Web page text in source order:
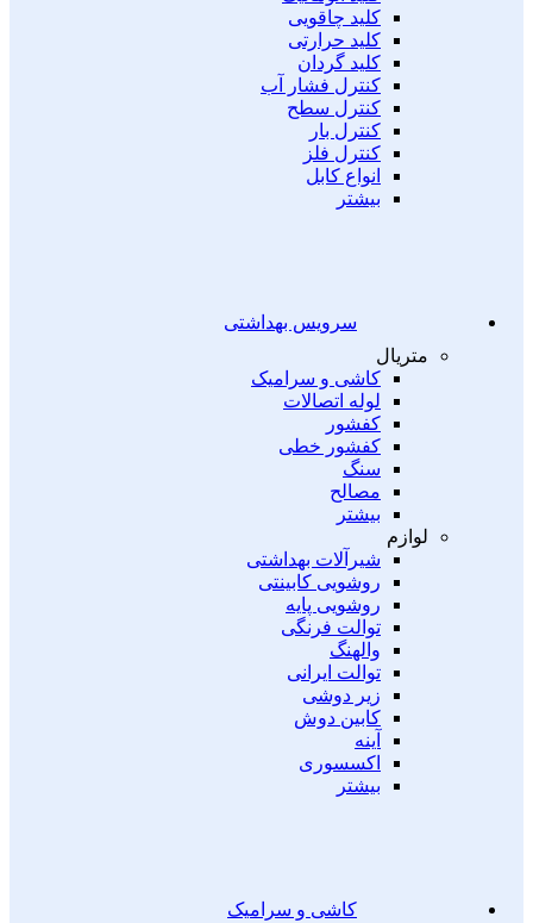
کلید چاقویی
کلید حرارتی
کلید گردان
کنترل فشار آب
کنترل سطح
کنترل بار
کنترل فلز
انواع کابل
بیشتر
سرویس بهداشتی
متریال
کاشی و سرامیک
لوله اتصالات
کفشور
کفشور خطی
سنگ
مصالح
بیشتر
لوازم
شیرآلات بهداشتی
روشویی کابینتی
روشویی پایه
توالت فرنگی
والهنگ
توالت ایرانی
زیر دوشی
کابین دوش
آینه
اکسسوری
بیشتر
کاشی و سرامیک